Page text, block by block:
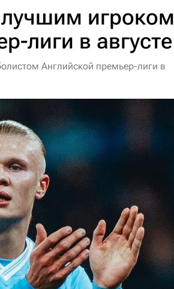
игроком
лиги в августе
Английской премьер-лиги в